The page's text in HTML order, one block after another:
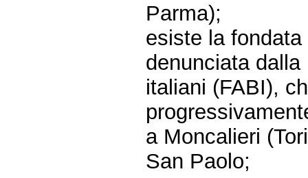
Parma);
esiste la
denunciata
italiani (FABI),
a Moncalieri
San Paolo;